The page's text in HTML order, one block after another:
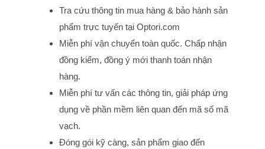
Tra cứu thông tin mua hàng & bảo hành sản
phẩm trực tuyến tại Optori.com
Miễn phí vận chuyển toàn quốc. Chấp nhận
đồng kiểm, đồng ý mới thanh toán nhận
hàng.
Miễn phí tư vấn các thông tin, giải pháp ứng
dụng về phần mềm liên quan đến mã số mã
vạch.
Đóng gói kỹ càng, sản phẩm giao đến